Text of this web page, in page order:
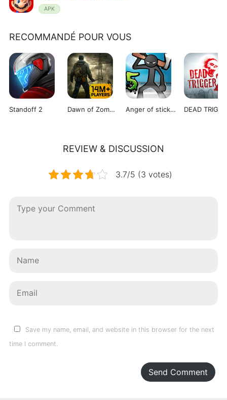
APK
RECOMMANDÉ POUR VOUS
Standoff 2 Dawn of Zombies Anger of stick 5 : zombie
REVIEW & DISCUSSION
3.7/5 (3 votes)
Save my name, email, and website in this browser for the next
time I comment.
Send Comment